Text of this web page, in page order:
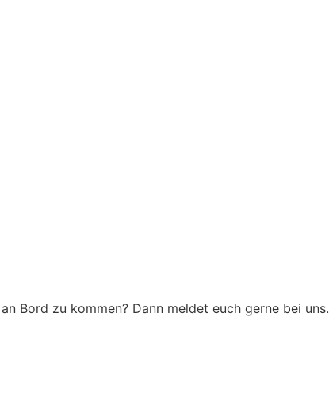
Bord zu kommen? Dann meldet euch gerne bei uns.